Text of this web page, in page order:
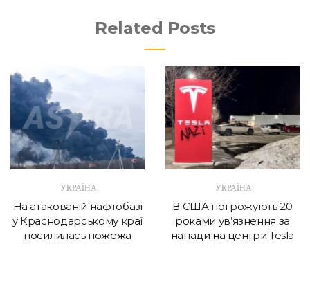
Related Posts
УКРАЇНА
На атакованій нафтобазі
у Краснодарському краї
посилилась пожежа
УКРАЇНА
В США погрожують 20
роками ув’язнення за
напади на центри Tesla